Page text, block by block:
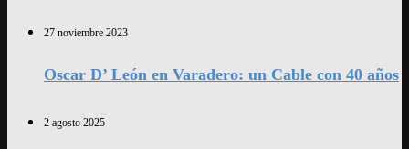
27 noviembre 2023
Oscar D’ León en Varadero: un Cable con 40 años
2 agosto 2025